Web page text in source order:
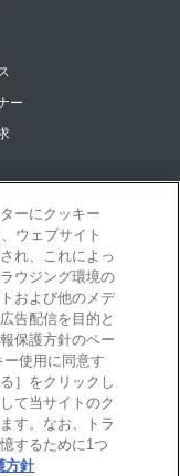
ー
ーにクッキー
ウェブサイト
れ、これによっ
ウジング環境の
および他のメデ
告配信を目的と
保護方針のペー
使用に同意す
］をクリックし
て当サイトのク
す。なお、トラ
するために1つ
方針